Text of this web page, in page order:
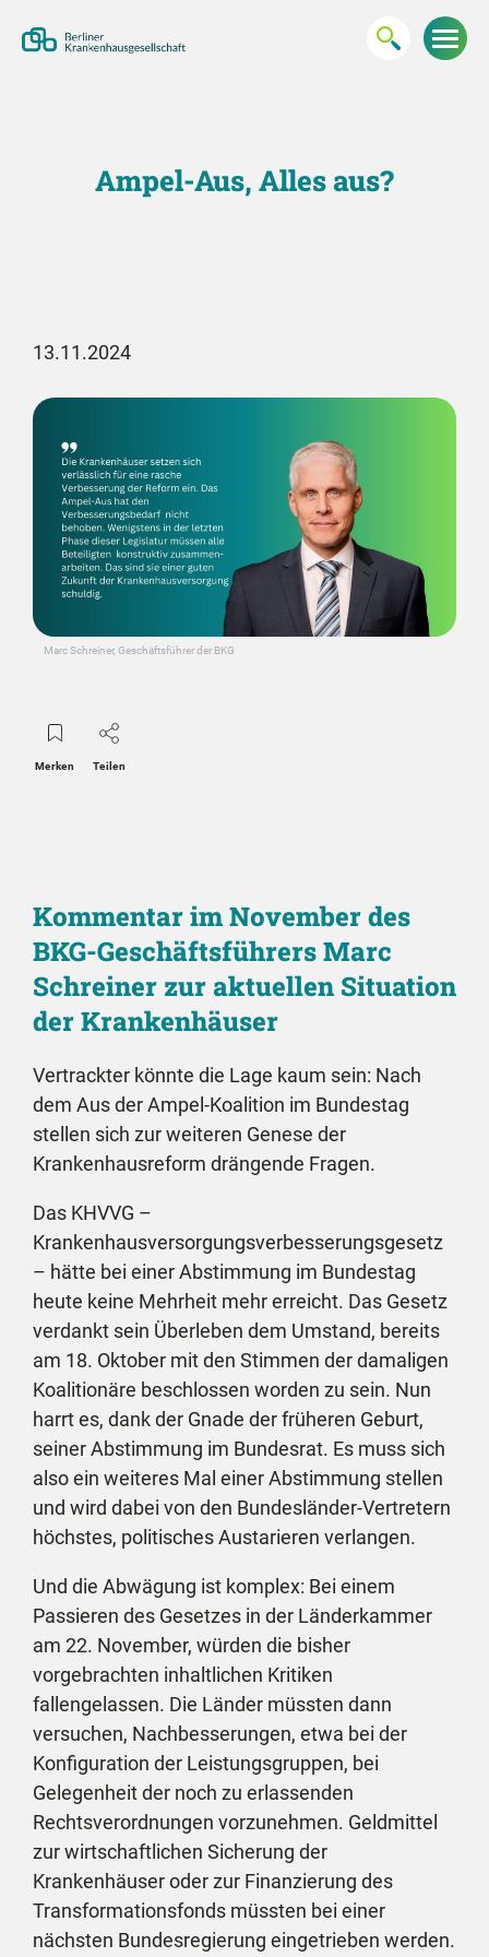
Ampel-Aus, Alles aus?
13.11.2024
Marc Schreiner, Geschäftsführer der BKG
Merken Teilen
Kommentar im November des
BKG-Geschäftsführers Marc
Schreiner zur aktuellen Situation
der Krankenhäuser
Vertrackter könnte die Lage kaum sein: Nach
dem Aus der Ampel-Koalition im Bundestag
stellen sich zur weiteren Genese der
Krankenhausreform drängende Fragen.
Das KHVVG –
Krankenhausversorgungsverbesserungsgesetz
– hätte bei einer Abstimmung im Bundestag
heute keine Mehrheit mehr erreicht. Das Gesetz
verdankt sein Überleben dem Umstand, bereits
am 18. Oktober mit den Stimmen der damaligen
Koalitionäre beschlossen worden zu sein. Nun
harrt es, dank der Gnade der früheren Geburt,
seiner Abstimmung im Bundesrat. Es muss sich
also ein weiteres Mal einer Abstimmung stellen
und wird dabei von den Bundesländer-Vertretern
höchstes, politisches Austarieren verlangen.
Und die Abwägung ist komplex: Bei einem
Passieren des Gesetzes in der Länderkammer
am 22. November, würden die bisher
vorgebrachten inhaltlichen Kritiken
fallengelassen. Die Länder müssten dann
versuchen, Nachbesserungen, etwa bei der
Konfiguration der Leistungsgruppen, bei
Gelegenheit der noch zu erlassenden
Rechtsverordnungen vorzunehmen. Geldmittel
zur wirtschaftlichen Sicherung der
Krankenhäuser oder zur Finanzierung des
Transformationsfonds müssten bei einer
nächsten Bundesregierung eingetrieben werden.